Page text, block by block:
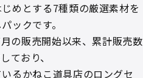
めとする7種類の厳選素材を
ックです。
の販売開始以来、累計販売数
ており、
るかねこ道具店のロングセ